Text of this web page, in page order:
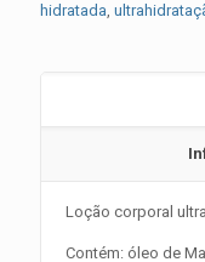
hidratada,
Loção corporal
Contém: óleo de